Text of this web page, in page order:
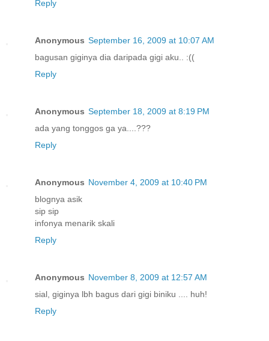
Reply
Anonymous September 16, 2009 at 10:07 AM
bagusan giginya dia daripada gigi aku.. :((
Reply
Anonymous September 18, 2009 at 8:19 PM
ada yang tonggos ga ya....???
Reply
Anonymous November 4, 2009 at 10:40 PM
blognya asik
sip sip
infonya menarik skali
Reply
Anonymous November 8, 2009 at 12:57 AM
sial, giginya lbh bagus dari gigi biniku .... huh!
Reply